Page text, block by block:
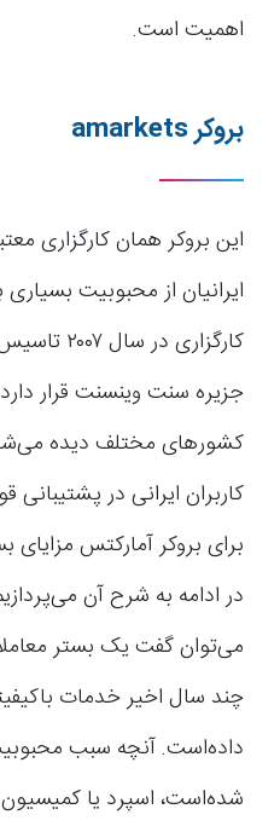
اهمیت است.
بروکر amarkets
این بروکر همان کارگزاری
ایرانیان از محبوبیت
کارگزاری
جزیره سنت وینسنت قرار
کشورهای مختلف دیده
کاربران ایرانی در
برای بروکر آمارکتس
در ادامه به شرح آن
می‌توان گفت یک بستر
چند سال اخیر خدمات
داده‌است. آنچه سبب
شده‌است، اسپرد یا کمیسیون